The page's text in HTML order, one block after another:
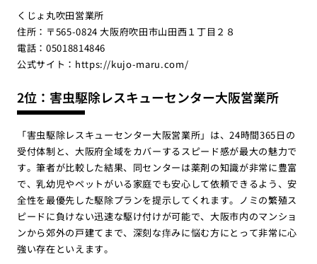
くじょ丸吹田営業所
住所：〒565-0824 大阪府吹田市山田西１丁目２８
電話：05018814846
公式サイト： https://kujo-maru.com/
2位：害虫駆除レスキューセンター大阪営業所
「害虫駆除レスキューセンター大阪営業所」は、24時間365日の
受付体制と、大阪府全域をカバーするスピード感が最大の魅力で
す。筆者が比較した結果、同センターは薬剤の知識が非常に豊富
で、乳幼児やペットがいる家庭でも安心して依頼できるよう、安
全性を最優先した駆除プランを提示してくれます。ノミの繁殖ス
ピードに負けない迅速な駆け付けが可能で、大阪市内のマンショ
ンから郊外の戸建てまで、深刻な痒みに悩む方にとって非常に心
強い存在といえます。